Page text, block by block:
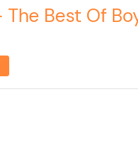
The Best Of